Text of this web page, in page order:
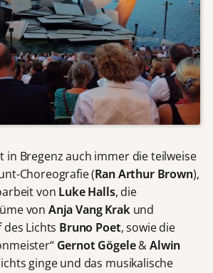
in Bregenz auch immer die teilweise
Choreografie (Ran Arthur Brown),
von Luke Halls, die
von Anja Vang Krakund
Lichts Bruno Poet, sowie die
Gernot Gögele&Alwin
ginge und das musikalische